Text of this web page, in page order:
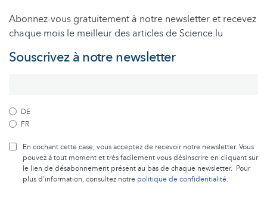
Abonnez-vous gratuitement à notre newsletter et recevez
chaque mois le meilleur des articles de Science.lu
Souscrivez à notre newsletter
DE
FR
En cochant cette case, vous acceptez de recevoir notre newsletter. Vous
pouvez à tout moment et très facilement vous désinscrire en cliquant sur
le lien de désabonnement présent au bas de chaque newsletter. Pour
plus d’information, consultez notre politique de confidentialité.